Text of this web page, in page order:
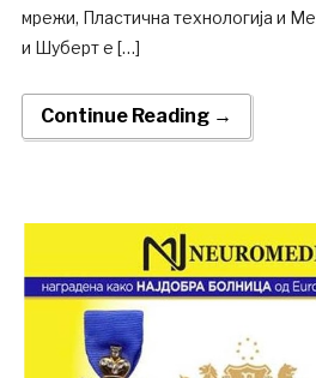
мрежи, Пластична технологија и
и Шуберт е […]
Continue Reading →